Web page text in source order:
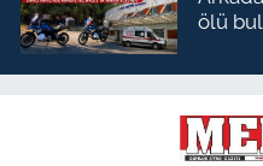
ölü